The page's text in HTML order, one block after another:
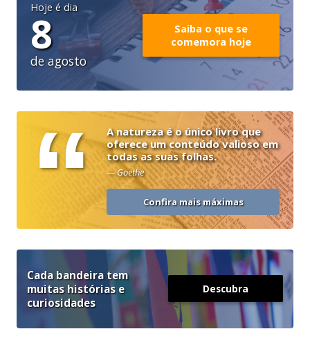
Hoje é dia
8
de agosto
Saiba o que se
comemora hoje
“
A natureza é o único livro que
oferece um conteúdo valioso em
todas as suas folhas.
— Goethe
Confira mais máximas
Cada bandeira tem
muitas histórias e
curiosidades
Descubra